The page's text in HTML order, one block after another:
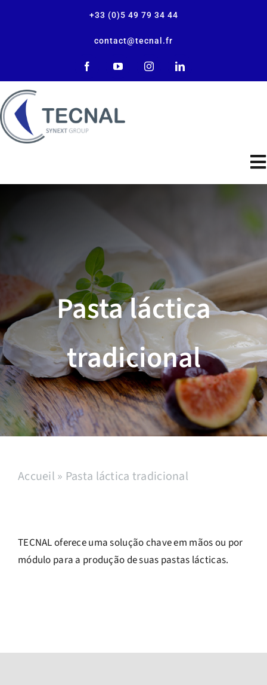
+33 (0)5 49 79 34 44
contact@tecnal.fr
Nossas soluções
Nossas aplicações
Serviço pós venda
Contratação
Contato
Pasta láctica
tradicional
Accueil » Pasta láctica tradicional
TECNAL oferece uma solução chave em mãos ou por
módulo para a produção de suas pastas lácticas.